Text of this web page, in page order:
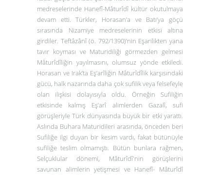
medreselerinde Hanefî-Mâturîdî kültür okutulmaya
devam etti. Türkler, Horasan’a ve Batı’ya göçü
sırasında Nizamiye medreselerinin etkisi altına
girdiler. Teftâzânî (ö. 792/1390)’nin Eşarilikten yana
tavır koyması ve Maturidiliği görmezden gelmesi
Mâturîdîliğin yayılmasını, olumsuz yönde etkiledi.
Horasan ve Irak’ta Eş’arîliğin Mâturîdîlik karşısındaki
gücü, halk nazarında daha çok sufilik veya felsefeyle
olan ilişkisi dolayısıyla oldu. Örneğin Sufiliğin
etkisinde kalmış Eş’arî alimlerden Gazalî, sufi
görüşleriyle Türk dünyasında büyük bir etki yarattı.
Aslında Buhara Maturidileri arasında, önceden beri
Sufiliğe ilgi duyan bir kesim vardı, fakat bütünüyle
sufiliğe teslim olmamıştı. Bütün bunlara rağmen,
Selçuklular dönemi, Mâturîdî'nin görüşlerini
savunan alimlerin yetişmesi ve Hanefî- Mâturîdî